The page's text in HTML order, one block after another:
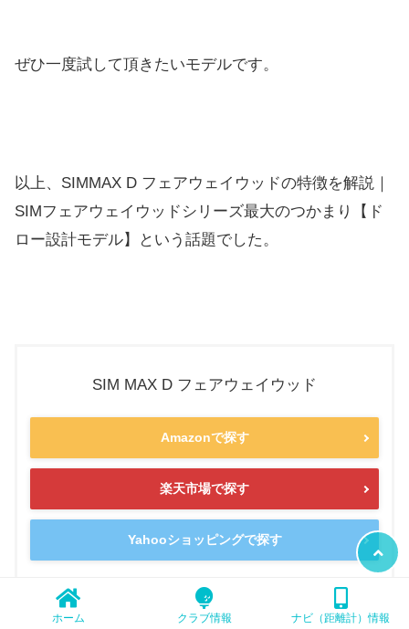
ぜひ一度試して頂きたいモデルです。
以上、SIMMAX D フェアウェイウッドの特徴を解説｜
SIMフェアウェイウッドシリーズ最大のつかまり【ド
ロー設計モデル】という話題でした。
SIM MAX D フェアウェイウッド
Amazonで探す
楽天市場で探す
Yahooショッピングで探す
ホーム クラブ情報 ナビ（距離計）情報